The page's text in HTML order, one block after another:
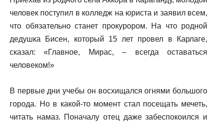
человек поступил в колледж на юриста и заявил всем,
что обязательно станет прокурором. На что родной
дедушка Бисен, который 15 лет провел в Карлаге,
сказал: «Главное, Мирас, – всегда оставаться
человеком!»
В первые дни учебы он восхищался огнями большого
города. Но в какой-то момент стал посещать мечеть,
читать намаз. Поначалу отец даже забеспокоился и